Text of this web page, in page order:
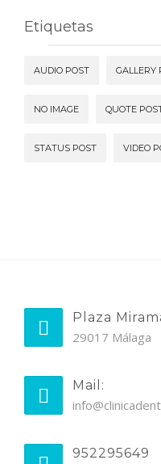
Etiquetas
AUDIO POST GALLERY
NO IMAGE QUOTE
STATUS POST VIDEO
Plaza
29017 Málaga
Mail:
952295649